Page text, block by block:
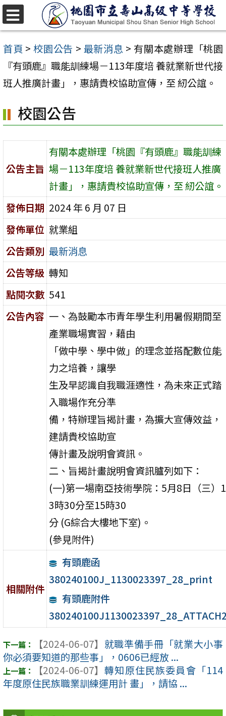
跳
至
主
要
內
區
首頁 > 校園公告 > 最新消息 > 有關本處辦理「桃園
『有頭鹿』職能訓練場－113年度培 養就業新世代接
班人推廣計畫」，惠請貴校協助宣傳，至 紉公誼。
校園公告
公告主旨
有關本處辦理「桃園『有頭鹿』職能訓練
場－113年度培 養就業新世代接班人推廣
計畫」，惠請貴校協助宣傳，至 紉公誼。
發佈日期 2024 年 6 月 07 日
發佈單位 就業組
公告類別 最新消息
公告等級 轉知
點閱次數 541
公告內容 一、為鼓勵本市青年學生利用暑假期間至
產業職場實習，藉由
「做中學、學中做」的理念並搭配數位能
力之培養，讓學
生及早認識自我職涯適性，為未來正式踏
入職場作充分準
備，特辦理旨揭計畫，為擴大宣傳效益，
建請貴校協助宣
傳計畫及說明會資訊。
二、旨揭計畫說明會資訊臚列如下：
(一)第一場南亞技術學院：5月8日（三）1
3時30分至15時30
分 (G綜合大樓地下室)。
(參見附件)
相關附件
有頭鹿函
380240100J_1130023397_28_print
有頭鹿附件
【2024-06-07】 就職準備手冊「就業大小事
你必須要知道的那些事」，0606已經放 ...
【2024-06-07】 轉知原住民族委員會「114
年度原住民族職業訓練運用計 畫」，請協 ...
選
單